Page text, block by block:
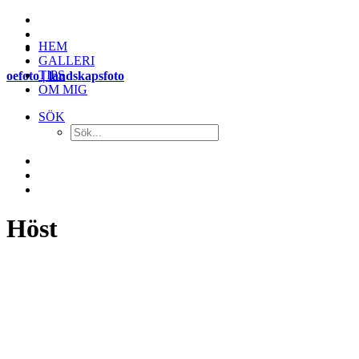
oefoto | landskapsfoto
HEM
GALLERI
TIPS
OM MIG
SÖK
Höst